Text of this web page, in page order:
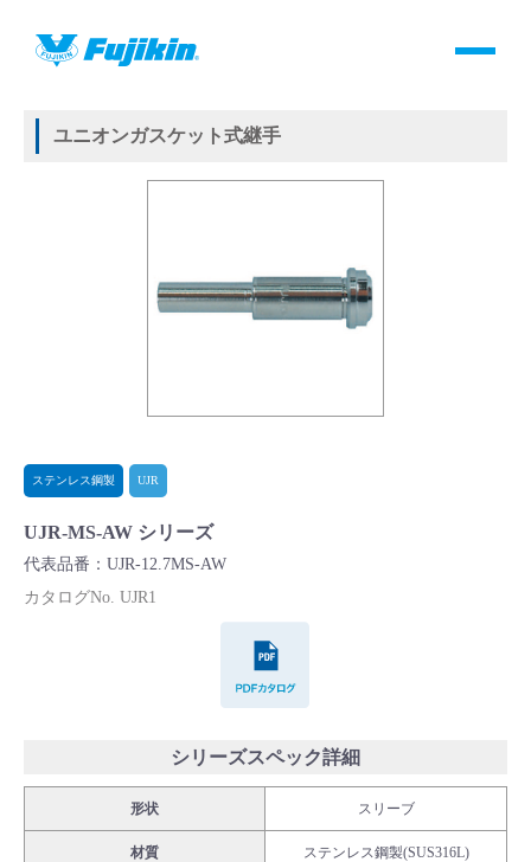
製品情報
よくあるご質問(FAQ)・用語集
Cv値・流量計算ツール
バルブと継手のきほん
説明会・講習会
ログイン
HOME 製品情報
ユニオンガスケット式継手
ステンレス鋼製 UJR
UJR-MS-AW シリーズ
代表品番：UJR-12.7MS-AW
カタログNo. UJR1
シリーズスペック詳細
形状 スリーブ
材質 ステンレス鋼製(SUS316L)